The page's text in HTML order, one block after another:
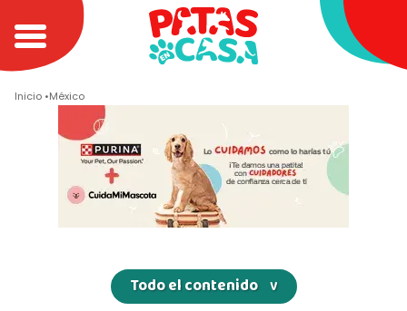
Inicio México
Todo el contenido